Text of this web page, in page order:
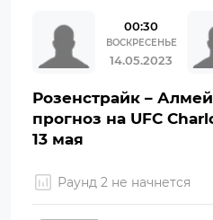
00:30
ВОСКРЕСЕНЬЕ
14.05.2023
Розенстрайк –
прогноз на UFC
13 мая
Раунд 2 не начнется